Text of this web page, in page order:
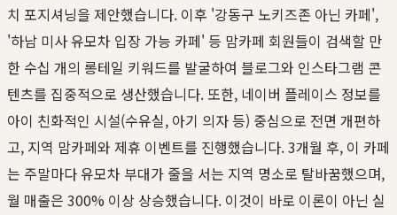
치 포지셔닝을 제안했습니다. 이후 '강동구 노키즈존 아닌 카페',
'하남 미사 유모차 입장 가능 카페' 등 맘카페 회원들이 검색할 만
한 수십 개의 롱테일 키워드를 발굴하여 블로그와 인스타그램 콘
텐츠를 집중적으로 생산했습니다. 또한, 네이버 플레이스 정보를
아이 친화적인 시설(수유실, 아기 의자 등) 중심으로 전면 개편하
고, 지역 맘카페와 제휴 이벤트를 진행했습니다. 3개월 후, 이 카페
는 주말마다 유모차 부대가 줄을 서는 지역 명소로 탈바꿈했으며,
월 매출은 300% 이상 상승했습니다. 이것이 바로 이론이 아닌 실